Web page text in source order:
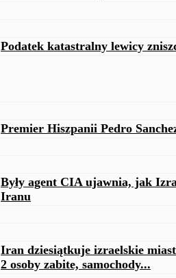
Podatek katastralny lewicy
Premier Hiszpanii Pedro
Były agent CIA ujawnia, jak
Iranu
Iran dziesiątkuje izraelskie
2 osoby zabite, samochody...